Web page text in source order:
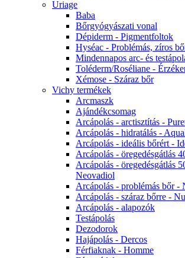
Uriage
Baba
Bőrgyógyászati vonal
Dépiderm - Pigmentfoltok
Hyséac - Problémás, zíros
Mindennapos arc- és
Toléderm/Roséliane -
Xémose - Száraz bőr
Vichy termékek
Arcmaszk
Ajándékcsomag
Arcápolás - arctisztítás -
Arcápolás - hidratálás -
Arcápolás - ideális bőrért -
Arcápolás - öregedésgátlás
Arcápolás - öregedésgátlás
Neovadiol
Arcápolás - problémás bőr -
Arcápolás - száraz bőrre -
Arcápolás - alapozók
Testápolás
Dezodorok
Hajápolás - Dercos
Férfiaknak - Homme